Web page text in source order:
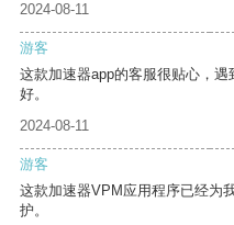
2024-08-11
游客
这款加速器app的客服很贴心，
好。
2024-08-11
游客
这款加速器VPM应用程序已经为
护。